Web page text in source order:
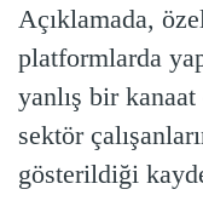
Açıklamada,
platformlarda
yanlış bir
sektör
gösterildiği